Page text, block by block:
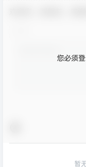
您必须
暂